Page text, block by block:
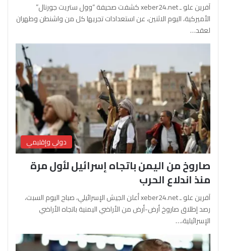
آفرين علو ـ xeber24.net كشفت صحيفة “وول ستريت جورنال”
الأميركية، اليوم الاثنين، عن استعدادات تجريها كل من واشنطن وطهران
لعقد…
دولي وإقليمي
صاروخ من اليمن باتجاه إسرائيل لأول مرة
منذ اندلاع الحرب
آفرين علو ـ xeber24.net أعلن الجيش الإسرائيلي، صباح اليوم السبت،
رصد إطلاق صاروخ أرض-أرض من الأراضي اليمنية باتجاه الأراضي
الإسرائيلية،…